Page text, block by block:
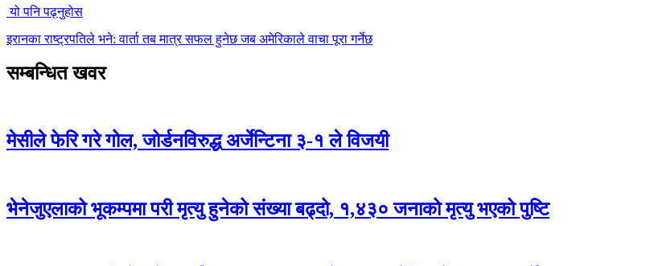
यो पनि पढ्नुहोस
इरानका राष्ट्रपतिले भने: वार्ता तब मात्र सफल हुनेछ जब अमेरिकाले वाचा पूरा गर्नेछ
सम्बन्धित खवर
मेसीले फेरि गरे गोल, जोर्डनविरुद्ध अर्जेन्टिना ३-१ ले विजयी
भेनेजुएलाको भूकम्पमा परी मृत्यु हुनेको संख्या बढ्दो, १,४३० जनाको मृत्यु भएको पुष्टि